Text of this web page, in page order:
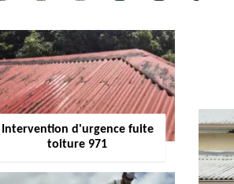
Intervention d'urgence fuite
toiture 971